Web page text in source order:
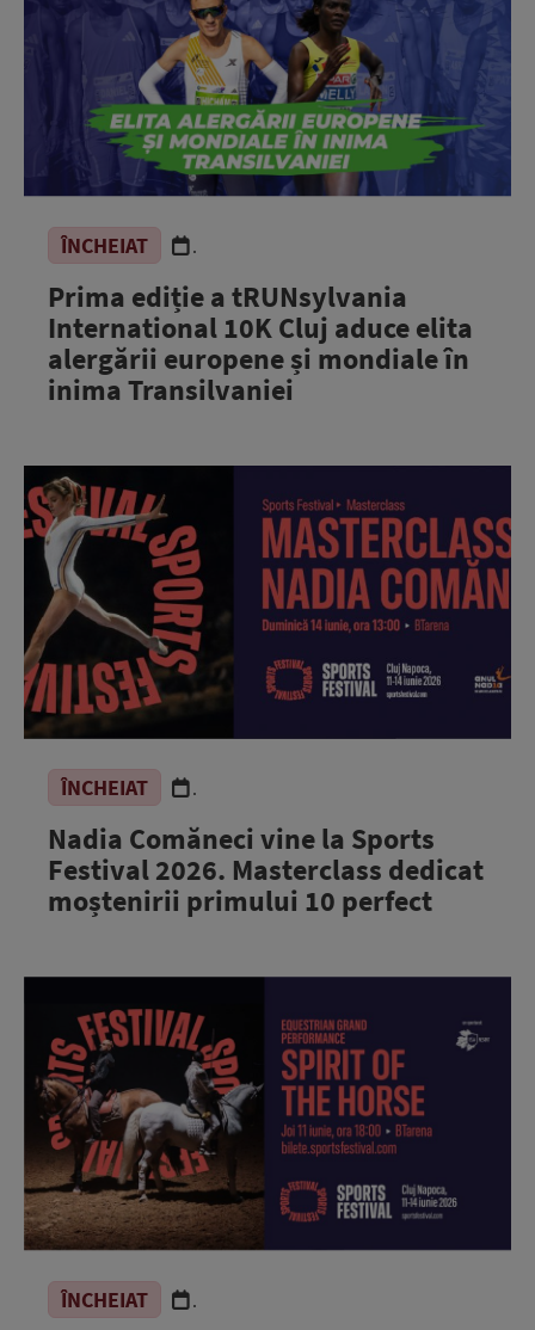
ÎNCHEIAT .
Prima ediție a tRUNsylvania
International 10K Cluj aduce elita
alergării europene și mondiale în
inima Transilvaniei
ÎNCHEIAT .
Nadia Comăneci vine la Sports
Festival 2026. Masterclass dedicat
moștenirii primului 10 perfect
ÎNCHEIAT .